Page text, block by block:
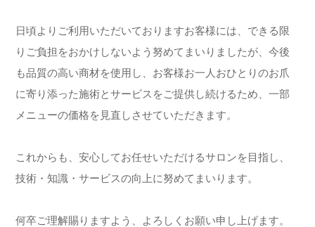
日頃よりご利用いただいておりますお客様には、できる限
りご負担をおかけしないよう努めてまいりましたが、今後
も品質の高い商材を使用し、お客様お一人おひとりのお爪
に寄り添った施術とサービスをご提供し続けるため、一部
メニューの価格を見直しさせていただきます。
これからも、安心してお任せいただけるサロンを目指し、
技術・知識・サービスの向上に努めてまいります。
何卒ご理解賜りますよう、よろしくお願い申し上げます。